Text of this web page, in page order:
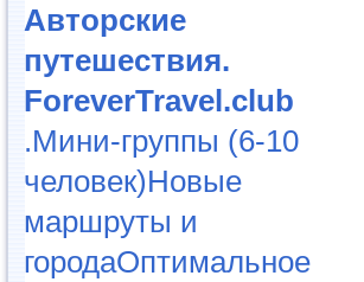
Авторские
путешествия.
ForeverTravel.club
.Мини-группы (6-10
человек)Новые
маршруты и
городаОптимальное